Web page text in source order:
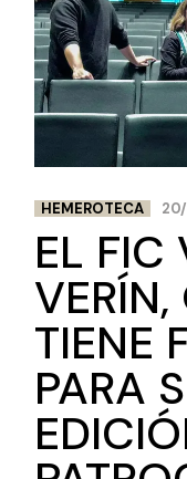
HEMEROTECA
EL FIC
VERÍN,
TIENE
PARA